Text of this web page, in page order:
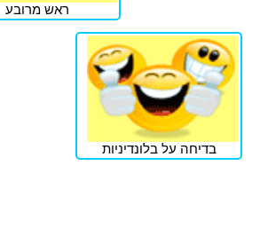
ראש מרובע
בדיחה על בלונדיניות